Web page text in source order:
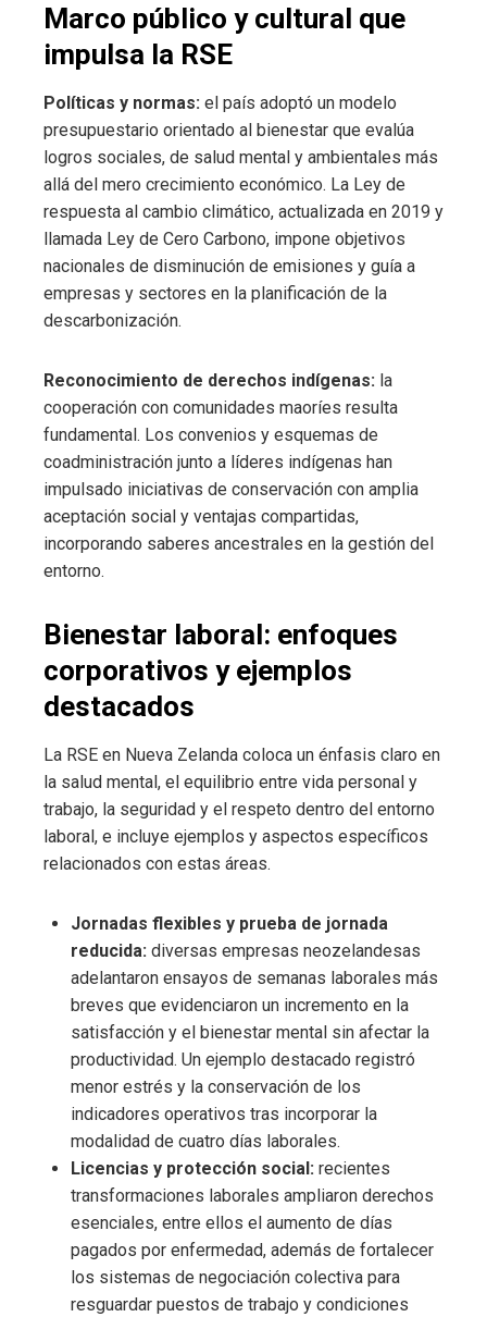
Marco público y cultural que
impulsa la RSE
Políticas y normas: el país adoptó un modelo
presupuestario orientado al bienestar que evalúa
logros sociales, de salud mental y ambientales más
allá del mero crecimiento económico. La Ley de
respuesta al cambio climático, actualizada en 2019 y
llamada Ley de Cero Carbono, impone objetivos
nacionales de disminución de emisiones y guía a
empresas y sectores en la planificación de la
descarbonización.
Reconocimiento de derechos indígenas: la
cooperación con comunidades maoríes resulta
fundamental. Los convenios y esquemas de
coadministración junto a líderes indígenas han
impulsado iniciativas de conservación con amplia
aceptación social y ventajas compartidas,
incorporando saberes ancestrales en la gestión del
entorno.
Bienestar laboral: enfoques
corporativos y ejemplos
destacados
La RSE en Nueva Zelanda coloca un énfasis claro en
la salud mental, el equilibrio entre vida personal y
trabajo, la seguridad y el respeto dentro del entorno
laboral, e incluye ejemplos y aspectos específicos
relacionados con estas áreas.
Jornadas flexibles y prueba de jornada
reducida: diversas empresas neozelandesas
adelantaron ensayos de semanas laborales más
breves que evidenciaron un incremento en la
satisfacción y el bienestar mental sin afectar la
productividad. Un ejemplo destacado registró
menor estrés y la conservación de los
indicadores operativos tras incorporar la
modalidad de cuatro días laborales.
Licencias y protección social: recientes
transformaciones laborales ampliaron derechos
esenciales, entre ellos el aumento de días
pagados por enfermedad, además de fortalecer
los sistemas de negociación colectiva para
resguardar puestos de trabajo y condiciones